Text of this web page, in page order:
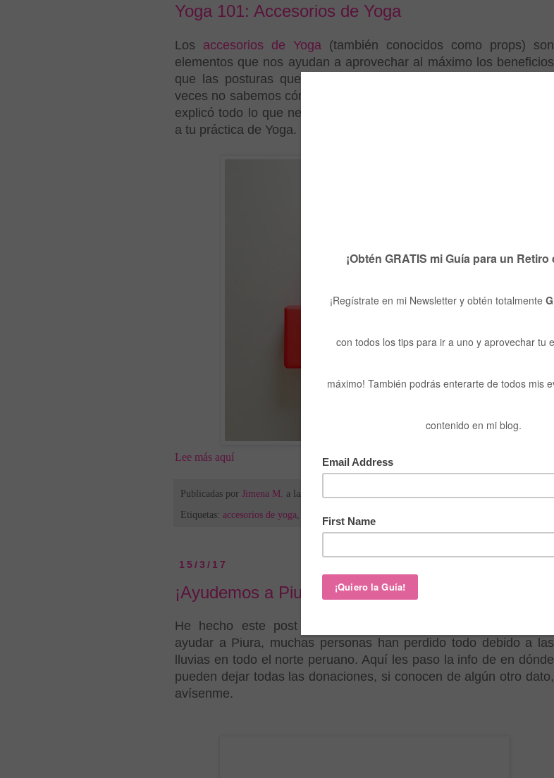
Yoga 101: Accesorios de Yoga
Los accesorios de Yoga (también conocidos como props) son
elementos que nos ayudan a aprovechar al máximo los beneficios
que las posturas que hacemos en clase. Sin embargo, muchas
veces no sabemos cómo usarlos y para qué sirven. En este post te
explicó todo lo que necesitas saber sobre ellos y como adaptarlos
a tu práctica de Yoga.
Lee más aquí
Publicadas por Jimena M. a la/s
Etiquetas: accesorios de yoga
15/3/17
¡Ayudemos a Piura!
He hecho este post porque lo considero urgente y necesario
ayudar a Piura, muchas personas han perdido todo debido a las
lluvias en todo el norte peruano. Aquí les paso la info de en dónde
pueden dejar todas las donaciones, si conocen de algún otro dato,
avísenme.